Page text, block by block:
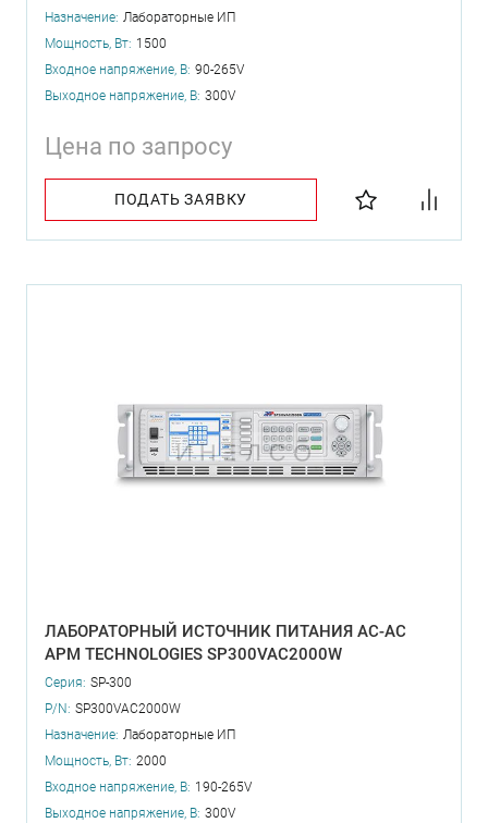
Назначение: Лабораторные ИП
Мощность, Вт: 1500
Входное напряжение, В: 90-265V
Выходное напряжение, В: 300V
Цена по запросу
ПОДАТЬ ЗАЯВКУ
ЛАБОРАТОРНЫЙ ИСТОЧНИК ПИТАНИЯ AC-AC
APM TECHNOLOGIES SP300VAC2000W
Серия: SP-300
P/N: SP300VAC2000W
Назначение: Лабораторные ИП
Мощность, Вт: 2000
Входное напряжение, В: 190-265V
Выходное напряжение, В: 300V